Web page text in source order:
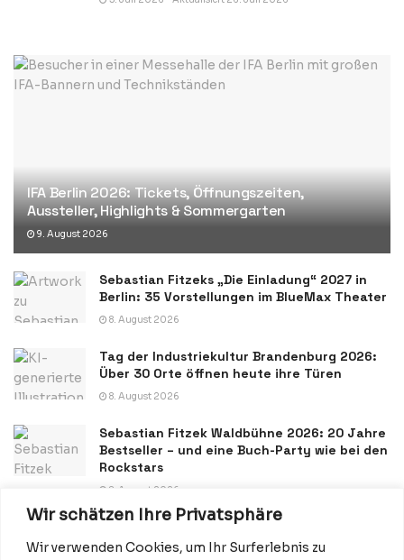
Wir schätzen Ihre Privatsphäre
Wir verwenden Cookies, um Ihr Surferlebnis zu
IFA Berlin 2026: Tickets, Öffnungszeiten,
Aussteller, Highlights & Sommergarten
9. August 2026
Sebastian Fitzeks „Die Einladung“ 2027 in
Berlin: 35 Vorstellungen im BlueMax Theater
8. August 2026
Tag der Industriekultur Brandenburg 2026:
Über 30 Orte öffnen heute ihre Türen
8. August 2026
Sebastian Fitzek Waldbühne 2026: 20 Jahre
Bestseller – und eine Buch-Party wie bei den
Rockstars
8. August 2026